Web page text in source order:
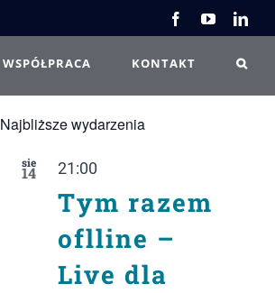
FacebookYouTube
WSPÓŁPRACA KONTAKT
Najbliższe wydarzenia
sie
14 21:00
Tym razem
oflline –
Live dla